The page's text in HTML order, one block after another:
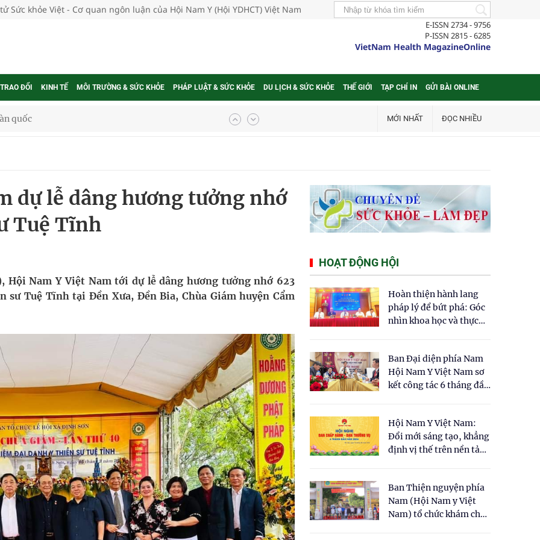
Sức khỏe Việt - Cơ quan ngôn luận của Hội Nam Y (Hội YDHCT) Việt Nam
E-ISSN 2734 - 9756
P-ISSN 2815 - 6285
VietNam Health MagazineOnline
ĐỔI KINH TẾ MÔI TRƯỜNG & SỨC KHỎE PHÁP LUẬT & SỨC KHỎE DU LỊCH & SỨC KHỎE THẾ GIỚI TẠP CHÍ IN GỬI BÀI ONLINE
mới của Việt Nam
lực cho môi trường và cộng đồng
bảo hiểm y tế nếu không đăng ký khám theo yêu
riêng 2026
lại khai thác vào ngày 19/8
Máu Của Các Loài Nhân Sâm (Panax Spp.): Tổng
quốc
MỚI NHẤT ĐỌC NHIỀU
dự lễ dâng hương tưởng nhớ
Tuệ Tĩnh
Hội Nam Y Việt Nam tới dự lễ dâng hương tưởng nhớ 623
sư Tuệ Tĩnh tại Đền Xưa, Đền Bia, Chùa Giám huyện Cẩm
HOẠT ĐỘNG HỘI
Hoàn thiện hành lang
pháp lý để bứt phá: Góc
nhìn khoa học và thực
cho Luật Y dược cổ
truyền Việt Nam"
Ban Đại diện phía Nam
Hội Nam Y Việt Nam sơ
kết công tác 6 tháng đầu
Hội Nam Y Việt Nam:
Đổi mới sáng tạo, khẳng
định vị thế trên nền tảng
Ban Thiện nguyện phía
Nam (Hội Nam y Việt
Nam) tổ chức khám chữa